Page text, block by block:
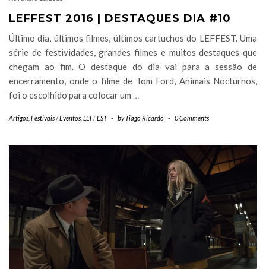
LEFFEST 2016 | DESTAQUES DIA #10
Último dia, últimos filmes, últimos cartuchos do LEFFEST. Uma
série de festividades, grandes filmes e muitos destaques que
chegam ao fim. O destaque do dia vai para a sessão de
encerramento, onde o filme de Tom Ford, Animais Nocturnos,
foi o escolhido para colocar um …
Artigos Festivais / Eventos LEFFEST - byTiago Ricardo - 0 Comments